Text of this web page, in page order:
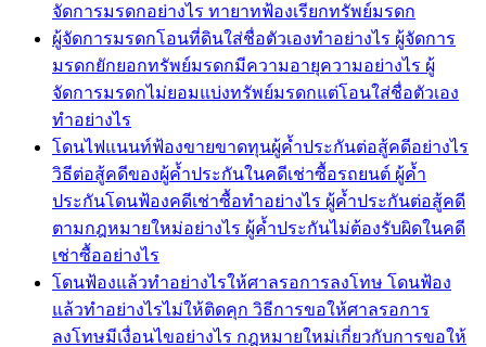
จัดการมรดกอย่างไร ทายาทฟ้องเรียกทรัพย์มรดก
ผู้จัดการมรดกโอนที่ดินใส่ชื่อตัวเองทำอย่างไร ผู้จัดการ
มรดกยักยอกทรัพย์มรดกมีความอายุความอย่างไร ผู้
จัดการมรดกไม่ยอมแบ่งทรัพย์มรดกแต่โอนใส่ชื่อตัวเอง
ทำอย่างไร
โดนไฟแนนท์ฟ้องขายขาดทุนผู้ค้ำประกันต่อสู้คดีอย่างไร
วิธีต่อสู้คดีของผู้ค้ำประกันในคดีเช่าซื้อรถยนต์ ผู้ค้ำ
ประกันโดนฟ้องคดีเช่าซื้อทำอย่างไร ผู้ค้ำประกันต่อสู้คดี
ตามกฎหมายใหม่อย่างไร ผู้ค้ำประกันไม่ต้องรับผิดในคดี
เช่าซื้ออย่างไร
โดนฟ้องแล้วทำอย่างไรให้ศาลรอการลงโทษ โดนฟ้อง
แล้วทำอย่างไรไม่ให้ติดคุก วิธีการขอให้ศาลรอการ
ลงโทษมีเงื่อนไขอย่างไร กฎหมายใหม่เกี่ยวกับการขอให้